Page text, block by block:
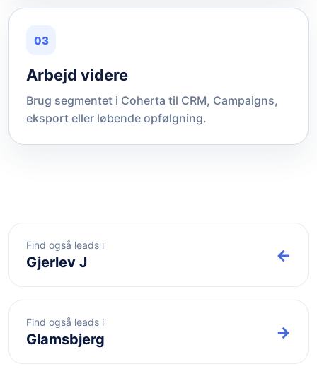
03
Arbejd videre
Brug segmentet i Coherta til CRM, Campaigns,
eksport eller løbende opfølgning.
Find også leads i
Gjerlev J ←
Find også leads i
Glamsbjerg →